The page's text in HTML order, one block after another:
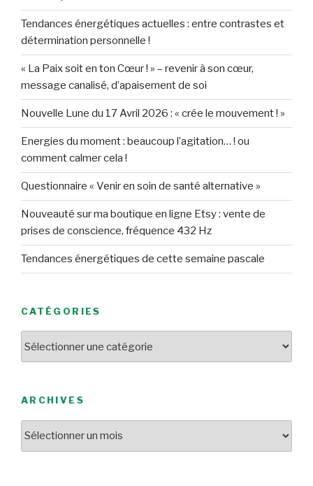
Tendances énergétiques actuelles : entre contrastes et
détermination personnelle !
« La Paix soit en ton Cœur ! » – revenir à son cœur,
message canalisé, d’apaisement de soi
Nouvelle Lune du 17 Avril 2026 : « crée le mouvement ! »
Energies du moment : beaucoup l’agitation… ! ou
comment calmer cela !
Questionnaire « Venir en soin de santé alternative »
Nouveauté sur ma boutique en ligne Etsy : vente de
prises de conscience, fréquence 432 Hz
Tendances énergétiques de cette semaine pascale
CATÉGORIES
ARCHIVES